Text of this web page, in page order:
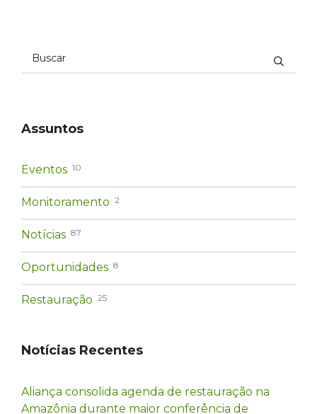
Assuntos
Eventos 10
Monitoramento 2
Notícias 87
Oportunidades 8
Restauração 25
Notícias Recentes
Aliança consolida agenda de restauração na
Amazônia durante maior conferência de